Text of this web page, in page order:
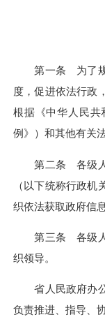
第一条 为了规
度，促进依法行政
根据《中华人民共
例》）和其他有关
第二条 各级人
（以下统称行政
织依法获取政府信
第三条 各级人
织领导。
省人民政府办公
负责推进、指导、